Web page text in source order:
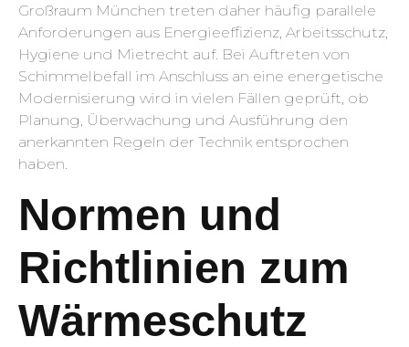
Großraum München treten daher häufig parallele
Anforderungen aus Energieeffizienz, Arbeitsschutz,
Hygiene und Mietrecht auf. Bei Auftreten von
Schimmelbefall im Anschluss an eine energetische
Modernisierung wird in vielen Fällen geprüft, ob
Planung, Überwachung und Ausführung den
anerkannten Regeln der Technik entsprochen
haben.
Normen und
Richtlinien zum
Wärmeschutz